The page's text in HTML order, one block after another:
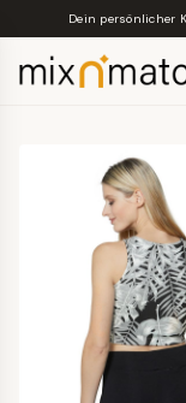
Skip to main
Dein persönlicher